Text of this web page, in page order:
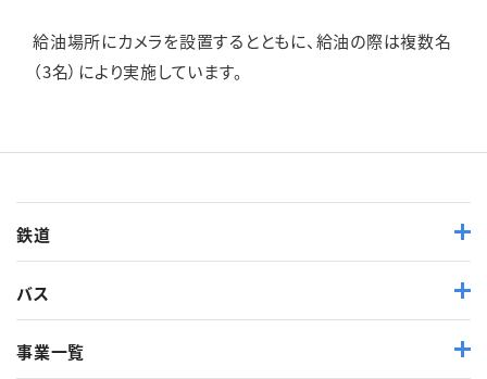
給油場所にカメラを設置するとともに、給油の際は複数名
（3名）により実施しています。
鉄道
バス
事業一覧